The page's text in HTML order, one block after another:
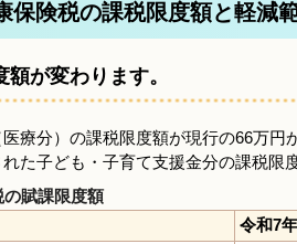
保険税の課税限度額と軽減
が変わります。
療分）の課税限度額が現行の66万円
た子ども・子育て支援金分の課税限
の賦課限度額
令和7